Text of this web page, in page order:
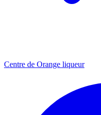
Centre de Orange liqueur